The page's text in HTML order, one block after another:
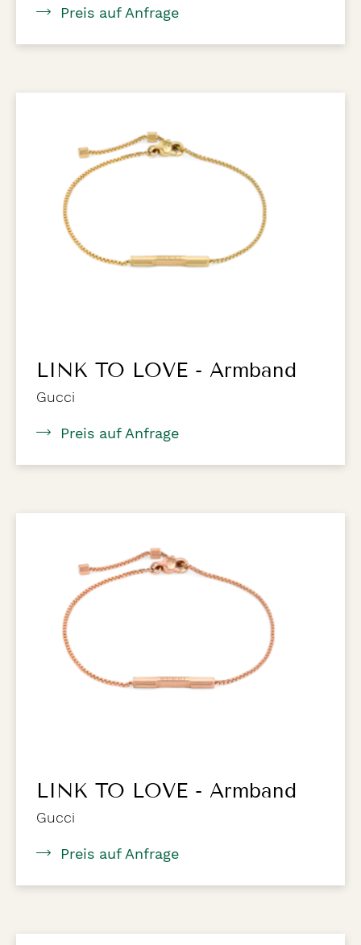
Preis auf Anfrage
LINK TO LOVE - Armband
Gucci
Preis auf Anfrage
LINK TO LOVE - Armband
Gucci
Preis auf Anfrage